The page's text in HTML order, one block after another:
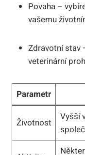
Povaha –
vašemu
Zdravotní stav
veterinární
Parametr
Životnost
Vyšší